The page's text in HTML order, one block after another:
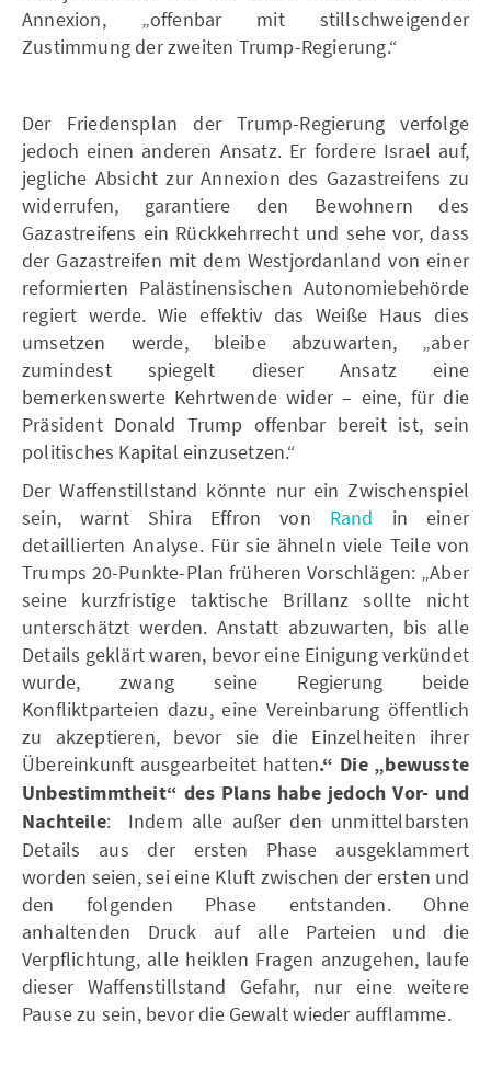
Annexion, „offenbar mit stillschweigender
Zustimmung der zweiten Trump-Regierung.“
Der Friedensplan der Trump-Regierung verfolge
jedoch einen anderen Ansatz. Er fordere Israel auf,
jegliche Absicht zur Annexion des Gazastreifens zu
widerrufen, garantiere den Bewohnern des
Gazastreifens ein Rückkehrrecht und sehe vor, dass
der Gazastreifen mit dem Westjordanland von einer
reformierten Palästinensischen Autonomiebehörde
regiert werde. Wie effektiv das Weiße Haus dies
umsetzen werde, bleibe abzuwarten, „aber
zumindest spiegelt dieser Ansatz eine
bemerkenswerte Kehrtwende wider – eine, für die
Präsident Donald Trump offenbar bereit ist, sein
politisches Kapital einzusetzen.“
Der Waffenstillstand könnte nur ein Zwischenspiel
sein, warnt Shira Effron von Rand in einer
detaillierten Analyse. Für sie ähneln viele Teile von
Trumps 20-Punkte-Plan früheren Vorschlägen: „Aber
seine kurzfristige taktische Brillanz sollte nicht
unterschätzt werden. Anstatt abzuwarten, bis alle
Details geklärt waren, bevor eine Einigung verkündet
wurde, zwang seine Regierung beide
Konfliktparteien dazu, eine Vereinbarung öffentlich
zu akzeptieren, bevor sie die Einzelheiten ihrer
Übereinkunft ausgearbeitet hatten.“ Die „bewusste
Unbestimmtheit“ des Plans habe jedoch Vor- und
Nachteile: Indem alle außer den unmittelbarsten
Details aus der ersten Phase ausgeklammert
worden seien, sei eine Kluft zwischen der ersten und
den folgenden Phase entstanden. Ohne
anhaltenden Druck auf alle Parteien und die
Verpflichtung, alle heiklen Fragen anzugehen, laufe
dieser Waffenstillstand Gefahr, nur eine weitere
Pause zu sein, bevor die Gewalt wieder aufflamme.